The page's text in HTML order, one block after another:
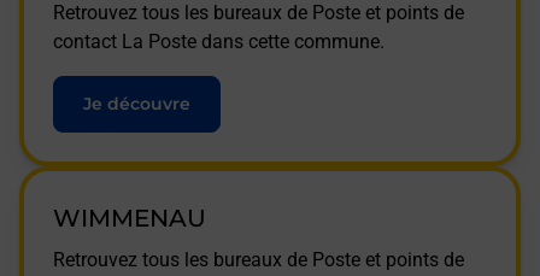
Retrouvez tous les bureaux de Poste et points de
contact La Poste dans cette commune.
Je découvre
WIMMENAU
Retrouvez tous les bureaux de Poste et points de